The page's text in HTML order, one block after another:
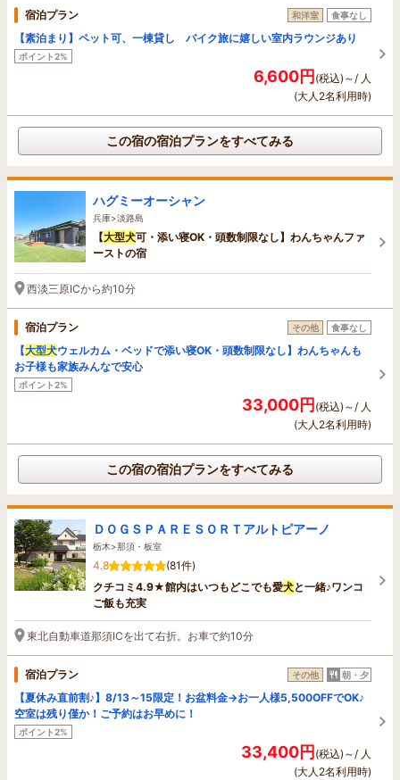
宿泊プラン 和洋室 食事なし
【素泊まり】ペット可、一棟貸し バイク旅に嬉しい室内ラウンジあり
ポイント2%
6,600円(税込)～/ 人
(大人2名利用時)
この宿の宿泊プランをすべてみる
ハグミーオーシャン
兵庫>淡路島
【大型犬可・添い寝OK・頭数制限なし】わんちゃんファ
ーストの宿
西淡三原ICから約10分
宿泊プラン その他 食事なし
【大型犬ウェルカム・ベッドで添い寝OK・頭数制限なし】わんちゃんも
お子様も家族みんなで安心
ポイント2%
33,000円(税込)～/ 人
(大人2名利用時)
この宿の宿泊プランをすべてみる
ＤＯＧＳＰＡＲＥＳＯＲＴアルトピアーノ
栃木>那須・板室
4.8
(81件)
クチコミ4.9★館内はいつもどこでも愛犬と一緒♪ワンコ
ご飯も充実
東北自動車道那須ICを出て右折。お車で約10分
宿泊プラン その他 朝・夕
【夏休み直前割♪】8/13～15限定！お盆料金→お一人様5,500OFFでOK♪
空室は残り僅か！ご予約はお早めに！
ポイント2%
33,400円(税込)～/ 人
(大人2名利用時)